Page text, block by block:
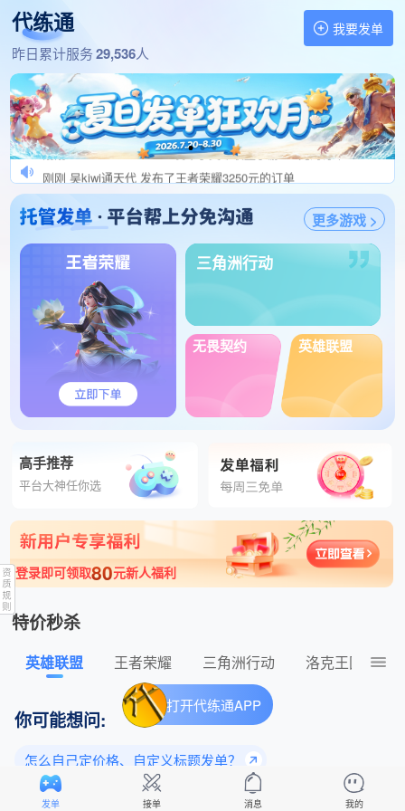
代练通
昨日累计服务29,536人
我要发单
打开代练通APP
找代练,做代练 就上代练通
刚刚 纯纯小白兔发单 发布了王者荣耀110元的订单
刚刚 开gua必提交法yuan 发布了王者荣耀700元的订单
刚刚 初代勿扰结算快 发布了王者荣耀149元的订单
刚刚 USR201504072731 发布了英雄联盟手游161元的订单
刚刚 吴kiwi通天代 发布了王者荣耀3250元的订单
刚刚 伪代别来送钱~· 发布了三角洲行动600元的订单
刚刚 棠棠发肥单秒验收 发布了和平精英120元的订单
刚刚 小黑蛋高价发单 发布了鸣潮118元的订单
刚刚 高价单外挂委贷绕 发布了王者荣耀300元的订单
刚刚 效率打手有鸡腿) 发布了王者荣耀400元的订单
刚刚 打号隐身关定位。 发布了王者荣耀500元的订单
刚刚 USR201906205595 发布了王者荣耀155元的订单
1分钟前 念念发单秒上号 发布了王者荣耀254元的订单
1分钟前 全世界最厉害的乖 发布了三角洲行动240元的订单
1分钟前 架维lfq9787 发布了三角洲行动150元的订单
更多游戏 >
三角洲行动
无畏契约 英雄联盟
高手推荐
平台大神任你选
登录即可领取80元新人福利
特价秒杀
英雄联盟 王者荣耀 三角洲行动 洛克王国：世
你可能想问:
怎么自己定价格、自定义标题发单？
为什么老玩家都选择平台下单？
发单 接单 消息 我的